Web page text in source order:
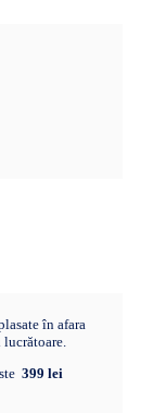
în afara
lucrătoare.
399 lei